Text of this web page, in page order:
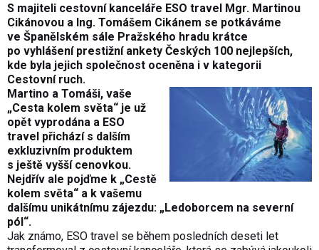
S majiteli cestovní kanceláře ESO travel Mgr. Martinou
Cikánovou a Ing. Tomášem Cikánem se potkáváme
ve Španělském sále Pražského hradu krátce
po vyhlášení prestižní ankety Českých 100 nejlepších,
kde byla jejich společnost oceněna i v kategorii
Cestovní ruch.
Martino a Tomáši, vaše
„Cesta kolem světa“ je už
opět vyprodána a ESO
travel přichází s dalším
exkluzivním produktem
s ještě vyšší cenovkou.
Nejdřív ale pojďme k „Cestě
kolem světa“ a k vašemu
dalšímu unikátnímu zájezdu: „Ledoborcem na severní
pól“.
Jak známo, ESO travel se během posledních deseti let